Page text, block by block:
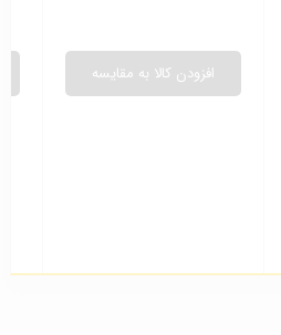
افزودن کالا به مقایسه